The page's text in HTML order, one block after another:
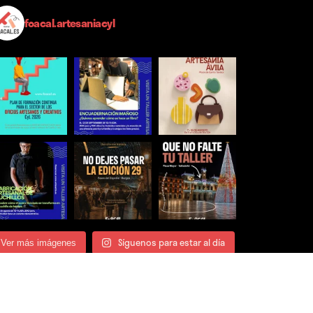
foacal.artesaniacyl
Ver más imágenes Síguenos para estar al día